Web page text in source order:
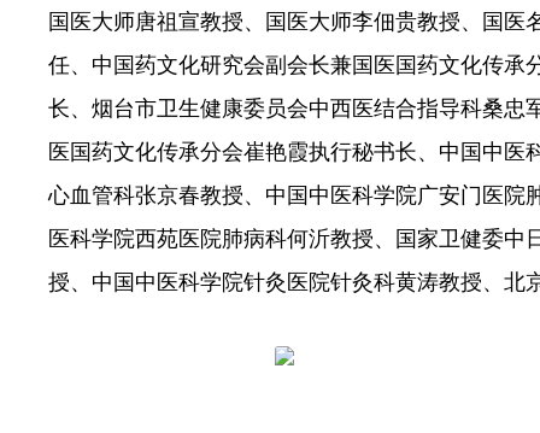
国医大师唐祖宣教授、国医大师李佃贵教授、国
任、中国药文化研究会副会长兼国医国药文化传
长、烟台市卫生健康委员会中西医结合指导科桑
医国药文化传承分会崔艳霞执行秘书长、中国中
心血管科张京春教授、中国中医科学院广安门医
医科学院西苑医院肺病科何沂教授、国家卫健委
授、中国中医科学院针灸医院针灸科黄涛教授、北